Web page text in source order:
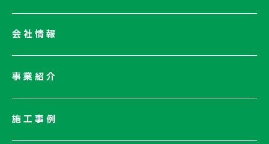
会社情報
会社情報一覧
事業紹介
施工事例